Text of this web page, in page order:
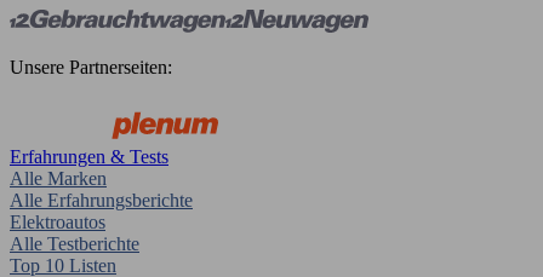
Unsere Partnerseiten:
Erfahrungen & Tests
Alle Marken
Alle Erfahrungsberichte
Elektroautos
Alle Testberichte
Top 10 Listen